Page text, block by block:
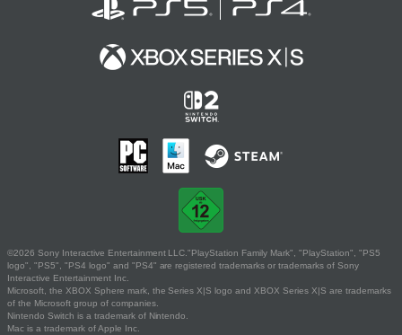
©2026 Sony Interactive Entertainment LLC."PlayStation Family Mark", "PlayStation", "PS5
logo", "PS5", "PS4 logo" and "PS4" are registered trademarks or trademarks of Sony
Interactive Entertainment Inc.
Microsoft, the XBOX Sphere mark, the Series X|S logo and XBOX Series X|S are trademarks
of the Microsoft group of companies.
Nintendo Switch is a trademark of Nintendo.
Mac is a trademark of Apple Inc.